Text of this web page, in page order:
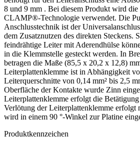
8 und 9 mm . Bei diesem Produkt wird
CLAMP®-Technologie verwendet. Die
Anschlusstechnik ist der
dem Zusatznutzen des direkten Steckens.
feindrähtige Leiter mit Aderendhülse
in die Klemmstelle gesteckt werden. In
betragen die Maße (85,5 x 20,2 x 12,8)
Leiterplattenklemme ist in Abhängigkeit
Leiterquerschnitte von 0,14 mm² bis 2,5
Oberfläche der Kontakte wurde Zinn
Leiterplattenklemme erfolgt die
Verlötung der Leiterplattenklemme
wird in einem 90 °-Winkel zur Platine
Produktkennzeichen